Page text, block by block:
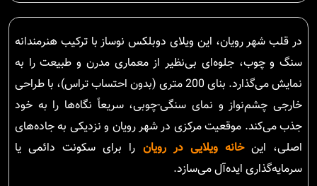
در قلب شهر رویان، این ویلای دوبلکس نوساز با ترکیب هنرمندانه
سنگ و چوب، جلوه‌ای بی‌نظیر از معماری مدرن و طبیعت را به
نمایش می‌گذارد. بنای 200 متری (بدون احتساب تراس)، با طراحی
خارجی چشم‌نواز و نمای سنگی-چوبی، سریعاً نگاه‌ها را به خود
جذب می‌کند. موقعیت مرکزی در شهر رویان و نزدیکی به جاده‌های
اصلی، اینخانه ویلایی در رویان را برای سکونت دائمی یا
سرمایه‌گذاری ایده‌آل می‌سازد.